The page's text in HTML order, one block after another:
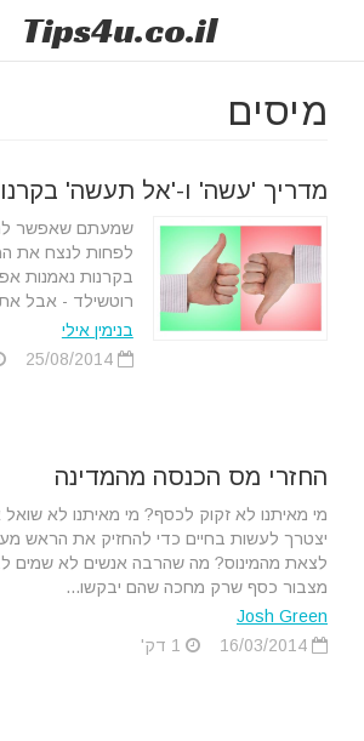
Tips4u.co.il
מיסים
מדריך 'עשה' ו-'אל תעשה'
שמעתם שאפשר
לפחות לנצח את
בקרנות נאמנות
רוטשילד - אבל
בנימין אילי
25/08/2014
החזרי מס הכנסה מהמדינה
מי מאיתנו לא זקוק לכסף? מי מאיתנו לא
יצטרך לעשות בחיים כדי להחזיק את הראש
לצאת מהמינוס? מה שהרבה אנשים לא שמים
מצבור כסף שרק מחכה שהם יבקשו...
Josh Green